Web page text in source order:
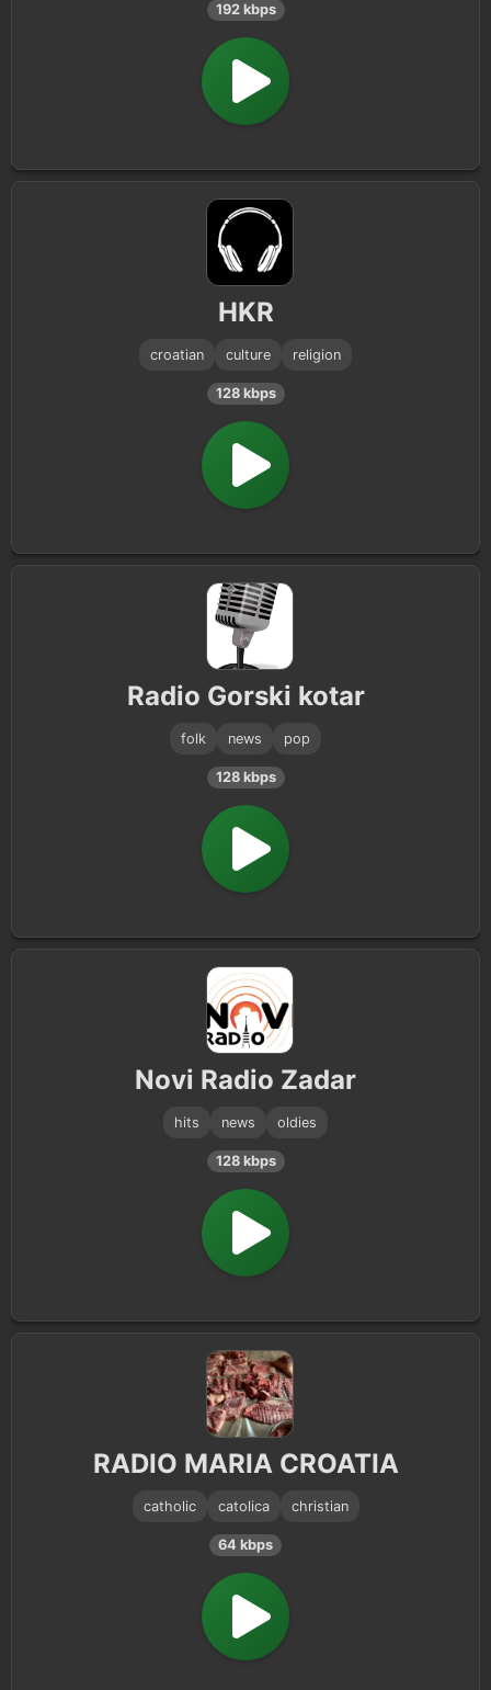
192 kbps
HKR
croatian culture religion
128 kbps
Radio Gorski kotar
folk news pop
128 kbps
Novi Radio Zadar
hits news oldies
128 kbps
RADIO MARIA CROATIA
catholic catolica christian
64 kbps